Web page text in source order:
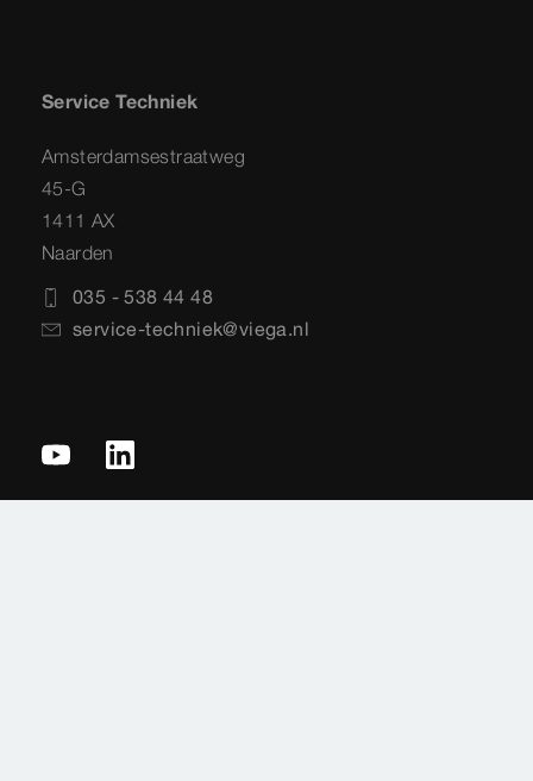
Service Techniek
Amsterdamsestraatweg
45-G
1411 AX
Naarden
035 - 538 44 48
service-techniek@viega.nl